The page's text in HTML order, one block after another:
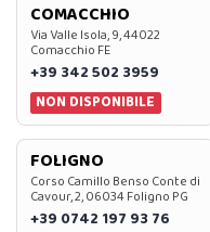
COMACCHIO
Via Valle Isola, 9, 44022
Comacchio FE
+39 342 502 3959
NON DISPONIBILE
FOLIGNO
Corso Camillo Benso Conte di
Cavour, 2, 06034 Foligno PG
+39 0742 197 93 76